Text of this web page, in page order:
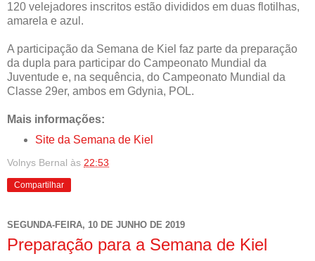
120 velejadores inscritos estão divididos em duas flotilhas,
amarela e azul.
A participação da Semana de Kiel faz parte da preparação
da dupla para participar do Campeonato Mundial da
Juventude e, na sequência, do Campeonato Mundial da
Classe 29er, ambos em Gdynia, POL.
Mais informações:
Site da Semana de Kiel
Volnys Bernal às 22:53
Compartilhar
SEGUNDA-FEIRA, 10 DE JUNHO DE 2019
Preparação para a Semana de Kiel